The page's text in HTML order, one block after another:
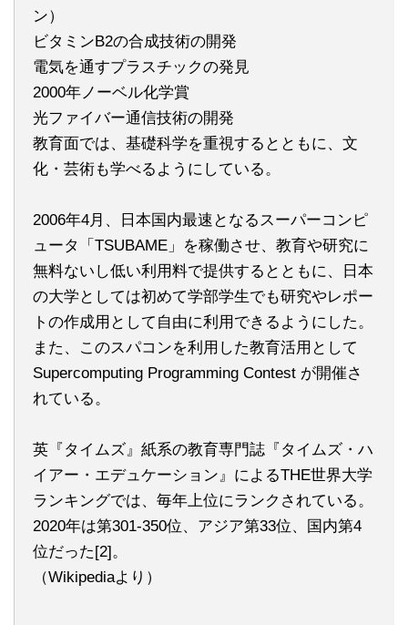
ン）
ビタミンB2の合成技術の開発
電気を通すプラスチックの発見
2000年ノーベル化学賞
光ファイバー通信技術の開発
教育面では、基礎科学を重視するとともに、文
化・芸術も学べるようにしている。
2006年4月、日本国内最速となるスーパーコンピ
ュータ「TSUBAME」を稼働させ、教育や研究に
無料ないし低い利用料で提供するとともに、日本
の大学としては初めて学部学生でも研究やレポー
トの作成用として自由に利用できるようにした。
また、このスパコンを利用した教育活用として
Supercomputing Programming Contest が開催さ
れている。
英『タイムズ』紙系の教育専門誌『タイムズ・ハ
イアー・エデュケーション』によるTHE世界大学
ランキングでは、毎年上位にランクされている。
2020年は第301-350位、アジア第33位、国内第4
位だった[2]。
（Wikipediaより）